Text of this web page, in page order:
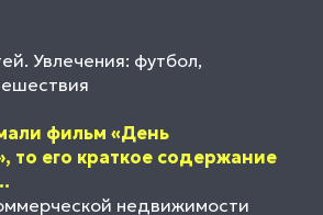
Увлечения: футбол,
фильм «День
то его краткое содержание
недвижимости